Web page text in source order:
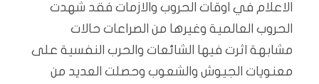
الاعلام في اوقات الحروب والازمات فقد شهدت
الحروب العالمية وغيرها من الصراعات حالات
مشابهة اثرت فيها الشائعات والحرب النفسية على
معنويات الجيوش والشعوب وحصلت العديد من